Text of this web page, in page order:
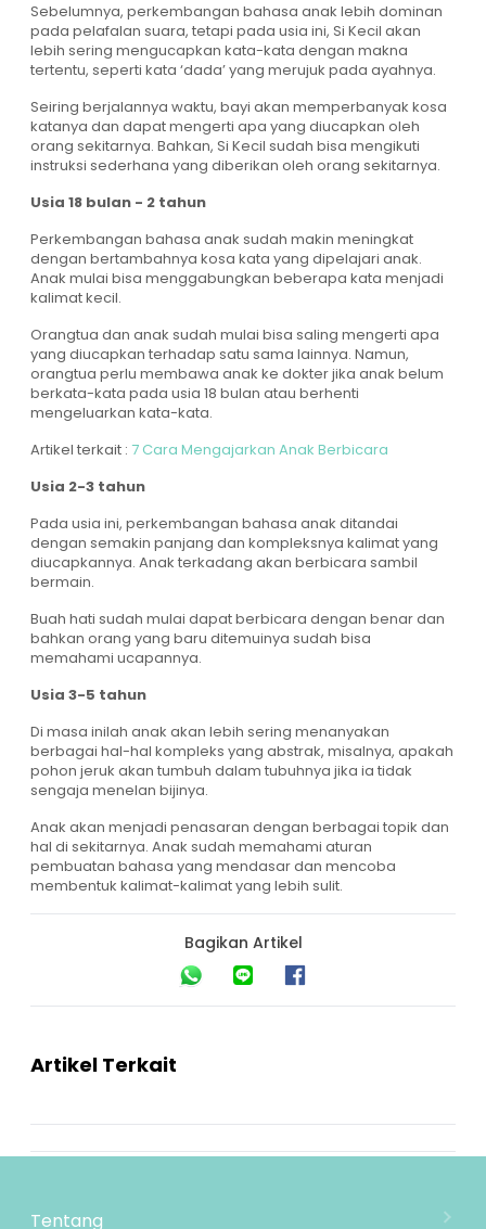
Sebelumnya, perkembangan bahasa anak lebih dominan
pada pelafalan suara, tetapi pada usia ini, Si Kecil akan
lebih sering mengucapkan kata-kata dengan makna
tertentu, seperti kata ‘dada’ yang merujuk pada ayahnya.
Seiring berjalannya waktu, bayi akan memperbanyak kosa
katanya dan dapat mengerti apa yang diucapkan oleh
orang sekitarnya. Bahkan, Si Kecil sudah bisa mengikuti
instruksi sederhana yang diberikan oleh orang sekitarnya.
Usia 18 bulan - 2 tahun
Perkembangan bahasa anak sudah makin meningkat
dengan bertambahnya kosa kata yang dipelajari anak.
Anak mulai bisa menggabungkan beberapa kata menjadi
kalimat kecil.
Orangtua dan anak sudah mulai bisa saling mengerti apa
yang diucapkan terhadap satu sama lainnya. Namun,
orangtua perlu membawa anak ke dokter jika anak belum
berkata-kata pada usia 18 bulan atau berhenti
mengeluarkan kata-kata.
Artikel terkait : 7 Cara Mengajarkan Anak Berbicara
Usia 2-3 tahun
Pada usia ini, perkembangan bahasa anak ditandai
dengan semakin panjang dan kompleksnya kalimat yang
diucapkannya. Anak terkadang akan berbicara sambil
bermain.
Buah hati sudah mulai dapat berbicara dengan benar dan
bahkan orang yang baru ditemuinya sudah bisa
memahami ucapannya.
Usia 3-5 tahun
Di masa inilah anak akan lebih sering menanyakan
berbagai hal-hal kompleks yang abstrak, misalnya, apakah
pohon jeruk akan tumbuh dalam tubuhnya jika ia tidak
sengaja menelan bijinya.
Anak akan menjadi penasaran dengan berbagai topik dan
hal di sekitarnya. Anak sudah memahami aturan
pembuatan bahasa yang mendasar dan mencoba
membentuk kalimat-kalimat yang lebih sulit.
Bagikan Artikel
Artikel Terkait
Tentang